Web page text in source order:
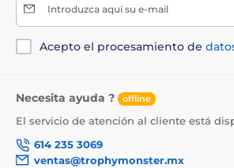
Introduzca aquí su e-mail
Acepto el procesamiento de
Necesita ayuda ? offline
El servicio de atención al cliente está
614 235 3069
ventas@trophymonster.mx